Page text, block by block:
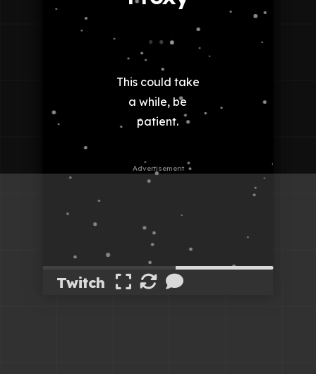
Twitch